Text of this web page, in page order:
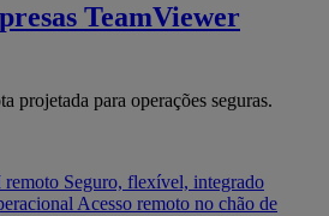
TeamViewer
projetada para operações seguras.
remoto Seguro, flexível, integrado
Acesso remoto no chão de